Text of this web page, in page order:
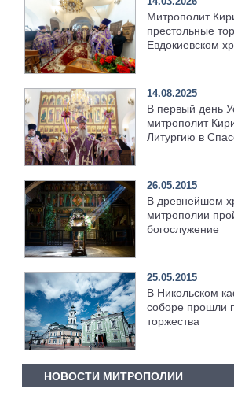
Митрополит
престольные
Евдокиевском
14.08.2025
В первый день
митрополит
Литургию в
26.05.2015
В древнейшем
митрополии
богослужение
25.05.2015
В Никольском
соборе прошли
торжества
НОВОСТИ МИТРОПОЛИИ